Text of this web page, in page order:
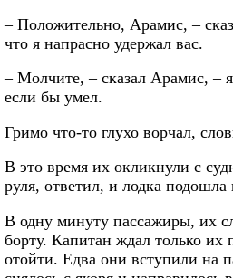
– Положительно, Арамис, –
что я напрасно удержал вас.
– Молчите, – сказал Арамис, –
если бы умел.
Гримо что-то глухо ворчал,
В это время их окликнули с
руля, ответил, и лодка
В одну минуту пассажиры, их
борту. Капитан ждал только их
отойти. Едва они вступили на